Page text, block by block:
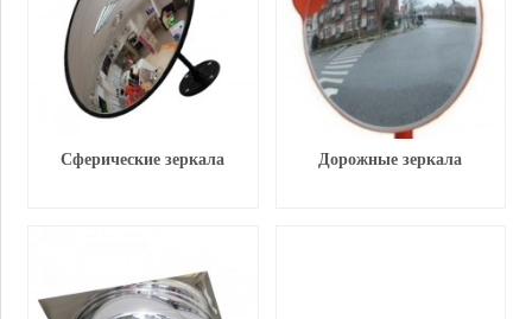
Сферические зеркала Дорожные зеркала